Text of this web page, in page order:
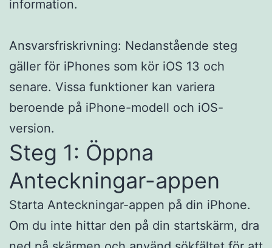
information.
Ansvarsfriskrivning: Nedanstående steg
gäller för iPhones som kör iOS 13 och
senare. Vissa funktioner kan variera
beroende på iPhone-modell och iOS-
version.
Steg 1: Öppna
Anteckningar-appen
Starta Anteckningar-appen på din iPhone.
Om du inte hittar den på din startskärm, dra